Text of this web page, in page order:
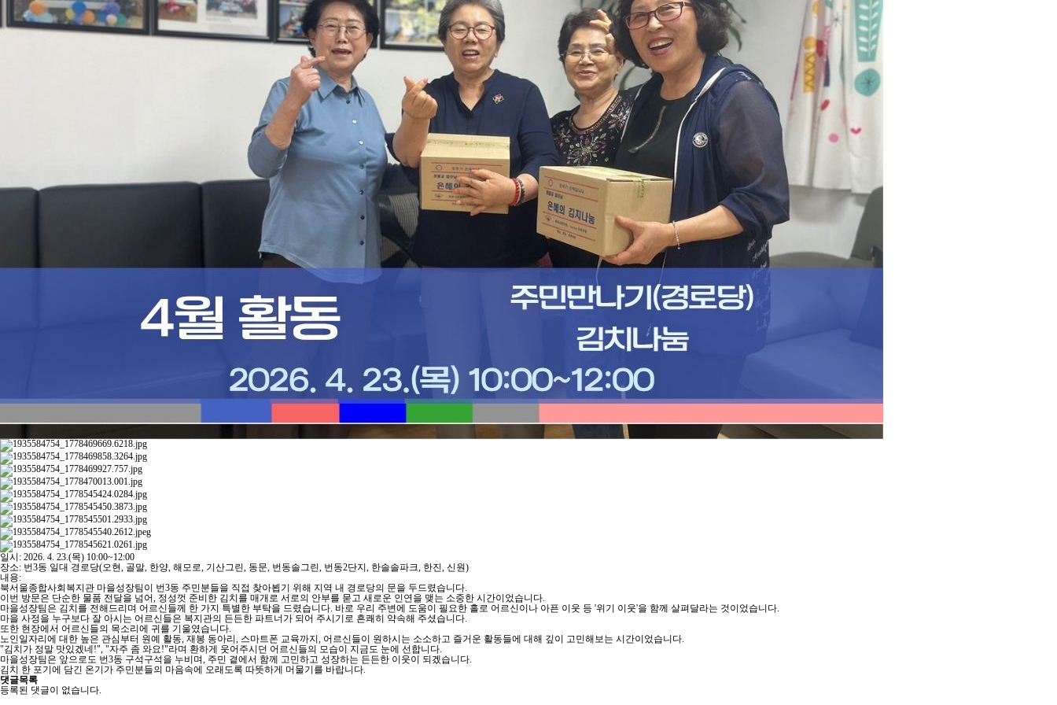
일시: 2026. 4. 23.(목) 10:00~12:00
장소: 번3동 일대 경로당(오현, 골말, 한양, 해모로, 기산그린, 동문, 번동솔그린, 번동2단지, 한솔솔파크, 한진, 신원)
내용:
북서울종합사회복지관 마을성장팀이 번3동 주민분들을 직접 찾아뵙기 위해 지역 내 경로당의 문을 두드렸습니다.
이번 방문은 단순한 물품 전달을 넘어, 정성껏 준비한 김치를 매개로 서로의 안부를 묻고 새로운 인연을 맺는 소중한 시간이었습니다.
마을성장팀은 김치를 전해드리며 어르신들께 한 가지 특별한 부탁을 드렸습니다. 바로 우리 주변에 도움이 필요한 홀로 어르신이나 아픈 이웃 등 '위기 이웃'을 함께 살펴달라는 것이었습니다.
마을 사정을 누구보다 잘 아시는 어르신들은 복지관의 든든한 파트너가 되어 주시기로 흔쾌히 약속해 주셨습니다.
또한 현장에서 어르신들의 목소리에 귀를 기울였습니다.
노인일자리에 대한 높은 관심부터 원예 활동, 재봉 동아리, 스마트폰 교육까지, 어르신들이 원하시는 소소하고 즐거운 활동들에 대해 깊이 고민해보는 시간이었습니다.
"김치가 정말 맛있겠네!", "자주 좀 와요!"라며 환하게 웃어주시던 어르신들의 모습이 지금도 눈에 선합니다.
마을성장팀은 앞으로도 번3동 구석구석을 누비며, 주민 곁에서 함께 고민하고 성장하는 든든한 이웃이 되겠습니다.
김치 한 포기에 담긴 온기가 주민분들의 마음속에 오래도록 따뜻하게 머물기를 바랍니다.
댓글목록
등록된 댓글이 없습니다.